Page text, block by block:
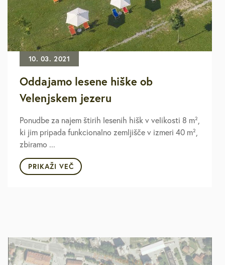
10. 03. 2021
Oddajamo lesene hiške ob
Velenjskem jezeru
Ponudbe za najem štirih lesenih hišk v velikosti 8 m²,
ki jim pripada funkcionalno zemljišče v izmeri 40 m²,
zbiramo ...
PRIKAŽI VEČ